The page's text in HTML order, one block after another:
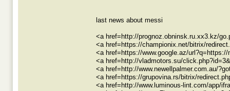
last news about messi
<a href=http://prognoz.obninsk.ru.xx3.kz/
<a href=https://championix.net/bitrix/
<a href=https://www.google.az/
<a href=http://vladmotors.su/
<a href=http://www.newellpalmer.com.au/
<a href=https://grupovina.rs/bitrix/
<a href=http://www.luminous-lint.com/app/